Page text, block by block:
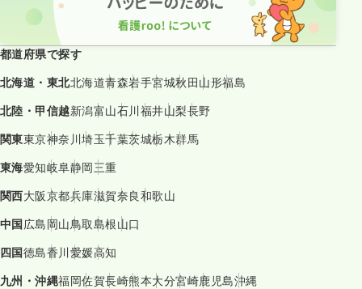
都道府県で探す
北海道・東北北海道青森岩手宮城秋田山形福島
北陸・甲信越新潟富山石川福井山梨長野
関東東京神奈川埼玉千葉茨城栃木群馬
東海愛知岐阜静岡三重
関西大阪京都兵庫滋賀奈良和歌山
中国広島岡山鳥取島根山口
四国徳島香川愛媛高知
九州・沖縄福岡佐賀長崎熊本大分宮崎鹿児島沖縄